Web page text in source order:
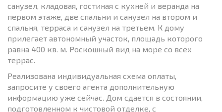
санузел, кладовая, гостиная с кухней и веранда на
первом этаже, две спальни и санузел на втором и
спальня, терраса и санузел на третьем. К дому
прилегает автономный участок, площадь которого
равна 400 кв. м. Роскошный вид на море со всех
террас.
Реализована индивидуальная схема оплаты,
запросите у своего агента дополнительную
информацию уже сейчас. Дом сдается в состоянии,
подготовленном к чистовой отделке, с